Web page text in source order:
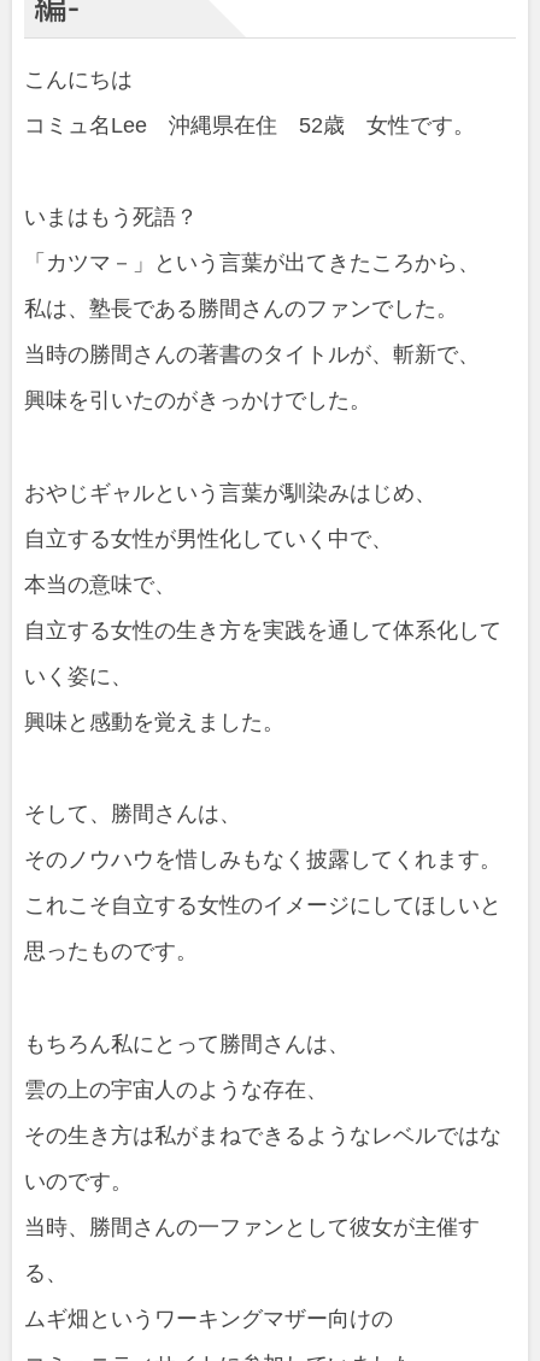
こんにちは
コミュ名Lee 沖縄県在住 52歳 女性です。
いまはもう死語？
「カツマ－」という言葉が出てきたころから、
私は、塾長である勝間さんのファンでした。
当時の勝間さんの著書のタイトルが、斬新で、
興味を引いたのがきっかけでした。
おやじギャルという言葉が馴染みはじめ、
自立する女性が男性化していく中で、
本当の意味で、
自立する女性の生き方を実践を通して体系化して
いく姿に、
興味と感動を覚えました。
そして、勝間さんは、
そのノウハウを惜しみもなく披露してくれます。
これこそ自立する女性のイメージにしてほしいと
思ったものです。
もちろん私にとって勝間さんは、
雲の上の宇宙人のような存在、
その生き方は私がまねできるようなレベルではな
いのです。
当時、勝間さんの一ファンとして彼女が主催す
る、
ムギ畑というワーキングマザー向けの